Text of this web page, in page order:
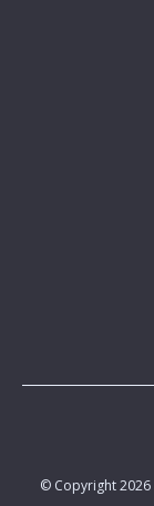
© Copyright 2026